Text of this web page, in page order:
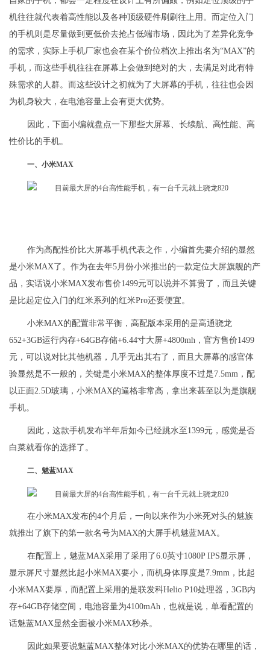
机往往就代表着高性能以及各种顶级硬件刷刷往上用。而定位入门
的手机则是尽量做到更低价去抢占低端市场，因此为了差异化竞争
的需求，实际上手机厂家也会在某个价位档次上推出名为“MAX”的
手机，而这些手机往往在屏幕上会做到绝对的大，去满足对此有特
殊需求的人群。而这些设计之初就为了大屏幕的手机，往往也会因
为机身较大，在电池容量上会有更大优势。
因此，下面小编就盘点一下那些大屏幕、长续航、高性能、高
性价比的手机。
一、小米MAX
作为高配性价比大屏幕手机代表之作，小编首先要介绍的显然
是小米MAX了。作为在去年5月份小米推出的一款定位大屏旗舰的产
品，实话说小米MAX发布售价1499元可以说并不算贵了，而且关键
是比起定位入门的红米系列的红米Pro还要便宜。
小米MAX的配置非常平衡，高配版本采用的是高通骁龙
652+3GB运行内存+64GB存储+6.44寸大屏+4800mh，官方售价1499
元，可以说对比其他机器，几乎无出其右了，而且大屏幕的感官体
验显然是不一般的，关键是小米MAX的整体厚度不过是7.5mm，配
以正面2.5D玻璃，小米MAX的逼格非常高，拿出来甚至以为是旗舰
手机。
因此，这款手机发布半年后如今已经跳水至1399元，感觉是否
白菜就看你的选择了。
二、魅蓝MAX
在小米MAX发布的4个月后，一向以来作为小米死对头的魅族
就推出了旗下的第一款名号为MAX的大屏手机魅蓝MAX。
在配置上，魅蓝MAX采用了采用了6.0英寸1080P IPS显示屏，
显示屏尺寸显然比起小米MAX要小，而机身体厚度是7.9mm，比起
小米MAX要厚，而配置上采用的是联发科Helio P10处理器，3GB内
存+64GB存储空间，电池容量为4100mAh，也就是说，单看配置的
话魅蓝MAX显然全面被小米MAX秒杀。
因此如果要说魅蓝MAX整体对比小米MAX的优势在哪里的话，